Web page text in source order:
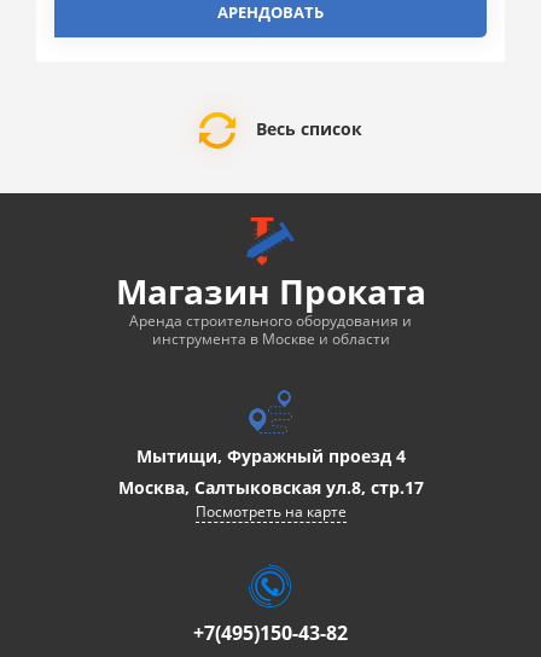
АРЕНДОВАТЬ
Весь список
Магазин Проката
Аренда строительного оборудования и
инструмента в Москве и области
Мытищи, Фуражный проезд 4
Москва, Салтыковская ул.8, стр.17
Посмотреть на карте
+7(495)150-43-82